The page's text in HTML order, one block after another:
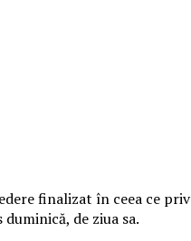
finalizat în ceea ce
de ziua sa.